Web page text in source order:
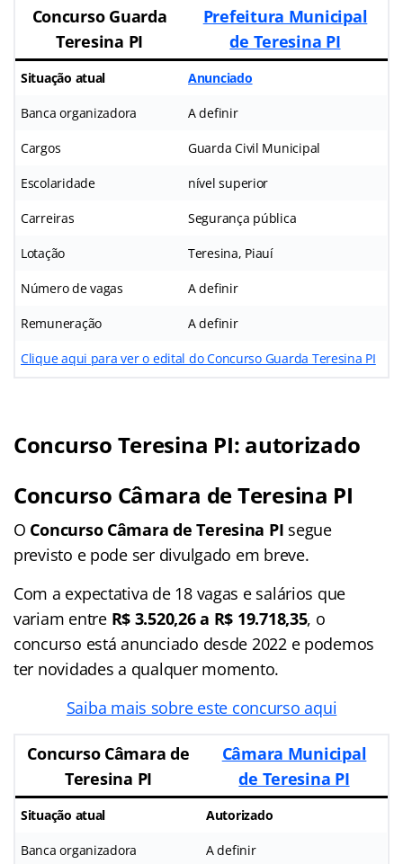
Concurso Guarda
Teresina PI
Prefeitura Municipal
de Teresina PI
Situação atual Anunciado
Banca organizadora A definir
Cargos Guarda Civil Municipal
Escolaridade nível superior
Carreiras Segurança pública
Lotação Teresina, Piauí
Número de vagas A definir
Remuneração A definir
Clique aqui para ver o edital do Concurso Guarda Teresina PI
Concurso Teresina PI: autorizado
Concurso Câmara de Teresina PI
O Concurso Câmara de Teresina PI segue
previsto e pode ser divulgado em breve.
Com a expectativa de 18 vagas e salários que
variam entre R$ 3.520,26 a R$ 19.718,35, o
concurso está anunciado desde 2022 e podemos
ter novidades a qualquer momento.
Saiba mais sobre este concurso aqui
Concurso Câmara de
Teresina PI
Câmara Municipal
de Teresina PI
Situação atual Autorizado
Banca organizadora A definir